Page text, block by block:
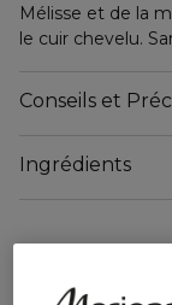
Mélisse et de la
le cuir chevelu.
réduites.
Cosmétique
http://
Biologique
Conseils et
Ingrédients